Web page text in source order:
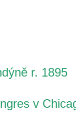
r. 1895
v